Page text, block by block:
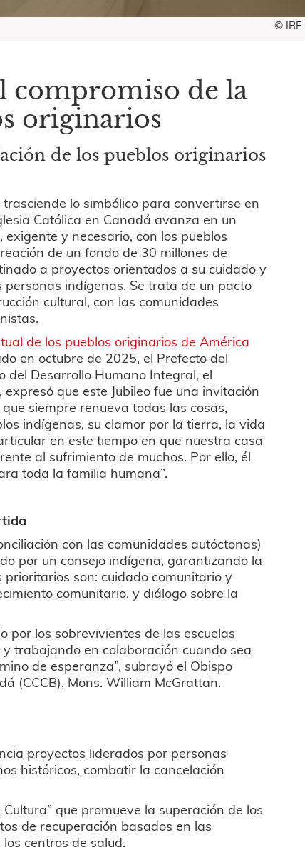
© IRF
compromiso de la
originarios
de los pueblos originarios
lo simbólico para convertirse en
Católica en Canadá avanza en un
exigente y necesario, con los pueblos
de un fondo de 30 millones de
a proyectos orientados a su cuidado y
personas indígenas. Se trata de un pacto
cultural, con las comunidades
de los pueblos originarios de América
en octubre de 2025, el Prefecto del
del Desarrollo Humano Integral, el
que este Jubileo fue una invitación
siempre renueva todas las cosas,
indígenas, su clamor por la tierra, la vida
en este tiempo en que nuestra casa
al sufrimiento de muchos. Por ello, él
toda la familia humana”.
con las comunidades autóctonas)
por un consejo indígena, garantizando la
son: cuidado comunitario y
comunitario, y diálogo sobre la
por los sobrevivientes de las escuelas
trabajando en colaboración cuando sea
de esperanza”, subrayó el Obispo
(CCCB), Mons. William McGrattan.
proyectos liderados por personas
históricos, combatir la cancelación
que promueve la superación de los
de recuperación basados en las
centros de salud.